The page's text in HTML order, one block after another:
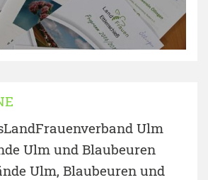
Ulm
Ulm und Blaubeuren
Ulm, Blaubeuren und